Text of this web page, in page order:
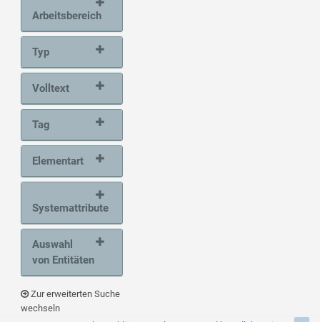
Arbeitsbereich
Typ
Volltext
Tag
Elementart
Systemattribute
Auswahl
von Entitäten
Zur erweiterten Suche
wechseln